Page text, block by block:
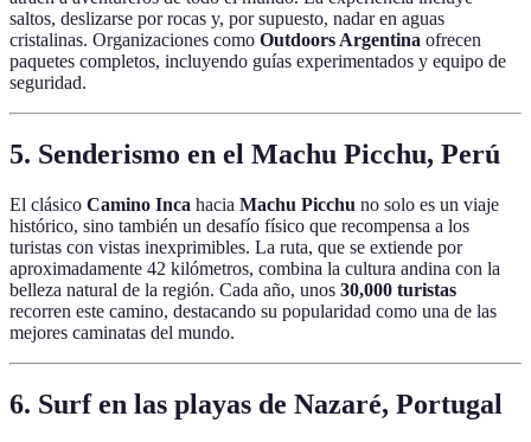
saltos, deslizarse por rocas y, por supuesto, nadar en aguas
cristalinas. Organizaciones como Outdoors Argentina ofrecen
paquetes completos, incluyendo guías experimentados y equipo de
seguridad.
5. Senderismo en el Machu Picchu, Perú
El clásico Camino Inca hacia Machu Picchu no solo es un viaje
histórico, sino también un desafío físico que recompensa a los
turistas con vistas inexprimibles. La ruta, que se extiende por
aproximadamente 42 kilómetros, combina la cultura andina con la
belleza natural de la región. Cada año, unos 30,000 turistas
recorren este camino, destacando su popularidad como una de las
mejores caminatas del mundo.
6. Surf en las playas de Nazaré, Portugal